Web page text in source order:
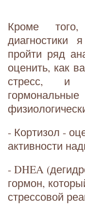
Кроме
диагностики
пройти ряд
оценить, как
стресс, и
- Кортизол -
активности
- DHEA
гормон,
стрессовой